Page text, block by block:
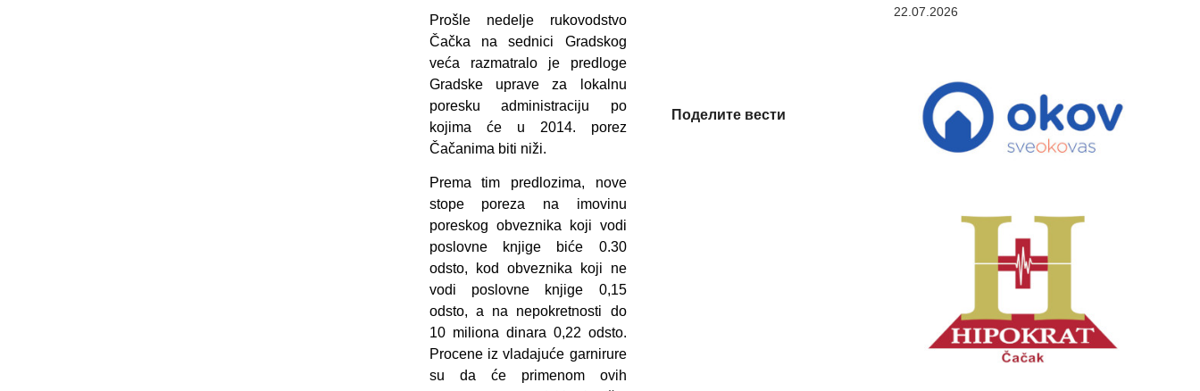
Prošle nedelje rukovodstvo
Čačka na sednici Gradskog
veća razmatralo je predloge
Gradske uprave za lokalnu
poresku administraciju po
kojima će u 2014. porez
Čačanima biti niži.
Prema tim predlozima, nove
stope poreza na imovinu
poreskog obveznika koji vodi
poslovne knjige biće 0.30
odsto, kod obveznika koji ne
vodi poslovne knjige 0,15
odsto, a na nepokretnosti do
10 miliona dinara 0,22 odsto.
Procene iz vladajuće garnirure
su da će primenom ovih
Поделите вести
22.07.2026